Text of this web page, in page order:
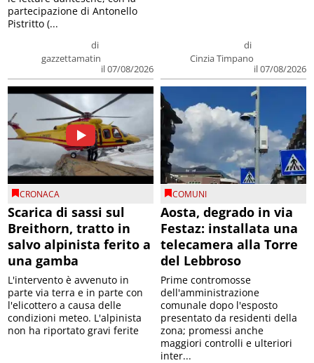
di
gazzettamatin
il 07/08/2026
partecipazione di Antonello
Pistritto (...
di
Cinzia Timpano
il 07/08/2026
CRONACA
Scarica di sassi sul
Breithorn, tratto in
salvo alpinista ferito a
una gamba
L'intervento è avvenuto in
parte via terra e in parte con
l'elicottero a causa delle
condizioni meteo. L'alpinista
non ha riportato gravi ferite
COMUNI
Aosta, degrado in via
Festaz: installata una
telecamera alla Torre
del Lebbroso
Prime contromosse
dell'amministrazione
comunale dopo l'esposto
presentato da residenti della
zona; promessi anche
maggiori controlli e ulteriori
inter...